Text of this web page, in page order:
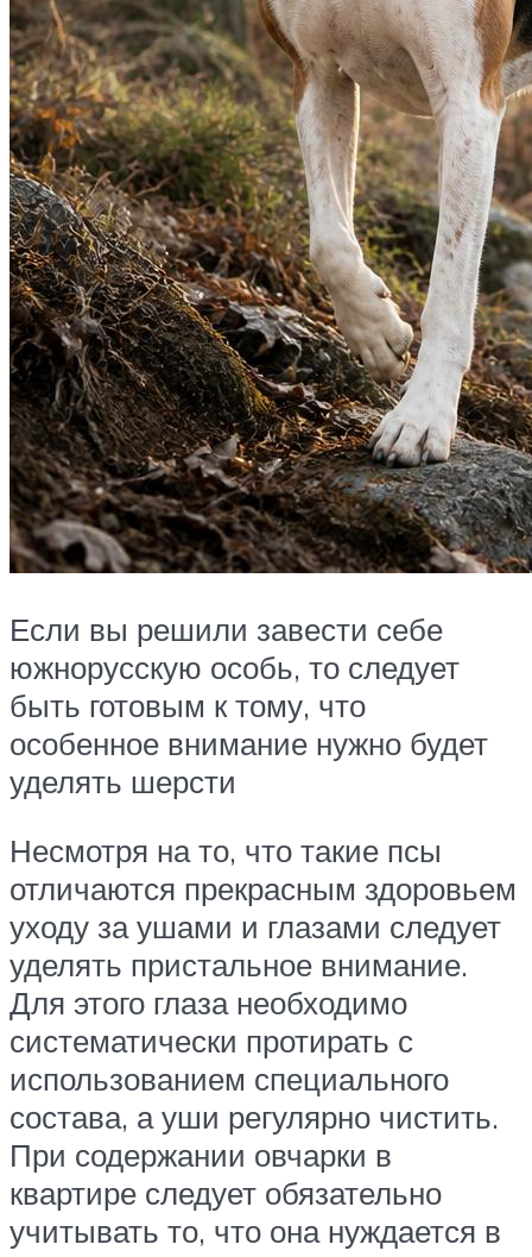
Если вы решили завести себе
южнорусскую особь, то следует
быть готовым к тому, что
особенное внимание нужно будет
уделять шерсти
Несмотря на то, что такие псы
отличаются прекрасным здоровьем
уходу за ушами и глазами следует
уделять пристальное внимание.
Для этого глаза необходимо
систематически протирать с
использованием специального
состава, а уши регулярно чистить.
При содержании овчарки в
квартире следует обязательно
учитывать то, что она нуждается в